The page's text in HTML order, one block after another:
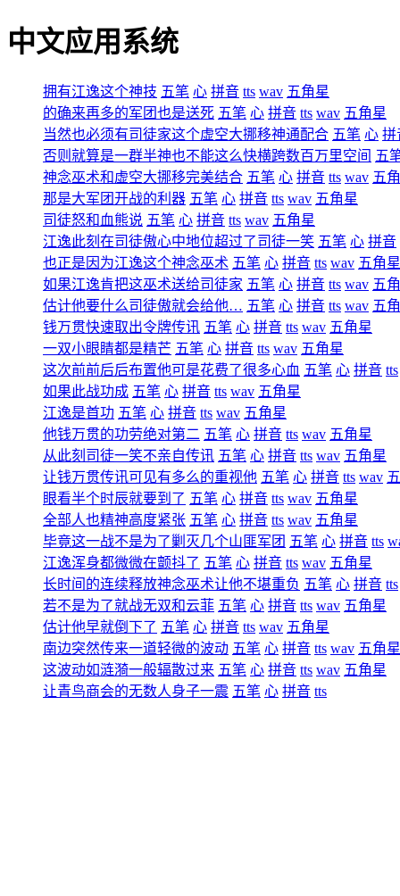
中文应用系统
拥有江逸这个神技 五笔 心 拼音 tts wav 五角星
的确来再多的军团也是送死 五笔 心 拼音 tts wav 五角星
当然也必须有司徒家这个虚空大挪移神通配合 五笔 心 拼
否则就算是一群半神也不能这么快横跨数百万里空间 五
神念巫术和虚空大挪移完美结合 五笔 心 拼音 tts wav 五
那是大军团开战的利器 五笔 心 拼音 tts wav 五角星
司徒怒和血熊说 五笔 心 拼音 tts wav 五角星
江逸此刻在司徒傲心中地位超过了司徒一笑 五笔 心 拼音
也正是因为江逸这个神念巫术 五笔 心 拼音 tts wav 五角星
如果江逸肯把这巫术送给司徒家 五笔 心 拼音 tts wav 五
估计他要什么司徒傲就会给他… 五笔 心 拼音 tts wav 五
钱万贯快速取出令牌传讯 五笔 心 拼音 tts wav 五角星
一双小眼睛都是精芒 五笔 心 拼音 tts wav 五角星
这次前前后后布置他可是花费了很多心血 五笔 心 拼音 tts
如果此战功成 五笔 心 拼音 tts wav 五角星
江逸是首功 五笔 心 拼音 tts wav 五角星
他钱万贯的功劳绝对第二 五笔 心 拼音 tts wav 五角星
从此刻司徒一笑不亲自传讯 五笔 心 拼音 tts wav 五角星
让钱万贯传讯可见有多么的重视他 五笔 心 拼音 tts wav
眼看半个时辰就要到了 五笔 心 拼音 tts wav 五角星
全部人也精神高度紧张 五笔 心 拼音 tts wav 五角星
毕竟这一战不是为了剿灭几个山匪军团 五笔 心 拼音 tts
江逸浑身都微微在颤抖了 五笔 心 拼音 tts wav 五角星
长时间的连续释放神念巫术让他不堪重负 五笔 心 拼音 tts
若不是为了就战无双和云菲 五笔 心 拼音 tts wav 五角星
估计他早就倒下了 五笔 心 拼音 tts wav 五角星
南边突然传来一道轻微的波动 五笔 心 拼音 tts wav 五角星
这波动如涟漪一般辐散过来 五笔 心 拼音 tts wav 五角星
让青鸟商会的无数人身子一震 五笔 心 拼音 tts